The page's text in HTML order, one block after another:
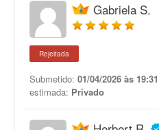
Gabriela S.
Rejeitada
Submetido: 01/04/2026 às 19:31
estimada: Privado